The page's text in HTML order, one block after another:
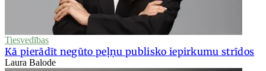
Tiesvedības
Kā pierādīt negūto peļņu publisko iepirkumu strīdos
Laura Balode